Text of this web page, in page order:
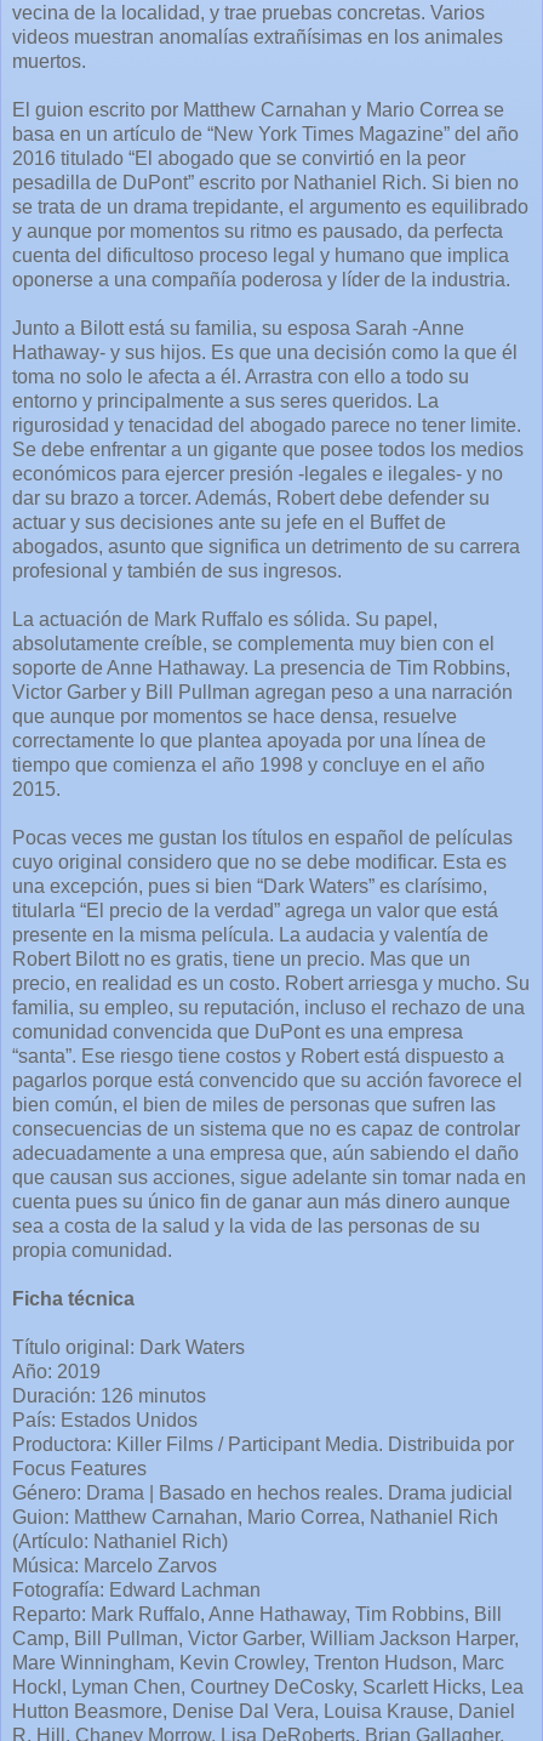
vecina de la localidad, y trae pruebas concretas. Varios
videos muestran anomalías extrañísimas en los animales
muertos.
El guion escrito por Matthew Carnahan y Mario Correa se
basa en un artículo de “New York Times Magazine” del año
2016 titulado “El abogado que se convirtió en la peor
pesadilla de DuPont” escrito por Nathaniel Rich. Si bien no
se trata de un drama trepidante, el argumento es equilibrado
y aunque por momentos su ritmo es pausado, da perfecta
cuenta del dificultoso proceso legal y humano que implica
oponerse a una compañía poderosa y líder de la industria.
Junto a Bilott está su familia, su esposa Sarah -Anne
Hathaway- y sus hijos. Es que una decisión como la que él
toma no solo le afecta a él. Arrastra con ello a todo su
entorno y principalmente a sus seres queridos. La
rigurosidad y tenacidad del abogado parece no tener limite.
Se debe enfrentar a un gigante que posee todos los medios
económicos para ejercer presión -legales e ilegales- y no
dar su brazo a torcer. Además, Robert debe defender su
actuar y sus decisiones ante su jefe en el Buffet de
abogados, asunto que significa un detrimento de su carrera
profesional y también de sus ingresos.
La actuación de Mark Ruffalo es sólida. Su papel,
absolutamente creíble, se complementa muy bien con el
soporte de Anne Hathaway. La presencia de Tim Robbins,
Victor Garber y Bill Pullman agregan peso a una narración
que aunque por momentos se hace densa, resuelve
correctamente lo que plantea apoyada por una línea de
tiempo que comienza el año 1998 y concluye en el año
2015.
Pocas veces me gustan los títulos en español de películas
cuyo original considero que no se debe modificar. Esta es
una excepción, pues si bien “Dark Waters” es clarísimo,
titularla “El precio de la verdad” agrega un valor que está
presente en la misma película. La audacia y valentía de
Robert Bilott no es gratis, tiene un precio. Mas que un
precio, en realidad es un costo. Robert arriesga y mucho. Su
familia, su empleo, su reputación, incluso el rechazo de una
comunidad convencida que DuPont es una empresa
“santa”. Ese riesgo tiene costos y Robert está dispuesto a
pagarlos porque está convencido que su acción favorece el
bien común, el bien de miles de personas que sufren las
consecuencias de un sistema que no es capaz de controlar
adecuadamente a una empresa que, aún sabiendo el daño
que causan sus acciones, sigue adelante sin tomar nada en
cuenta pues su único fin de ganar aun más dinero aunque
sea a costa de la salud y la vida de las personas de su
propia comunidad.
Ficha técnica
Título original: Dark Waters
Año: 2019
Duración: 126 minutos
País: Estados Unidos
Productora: Killer Films / Participant Media. Distribuida por
Focus Features
Género: Drama | Basado en hechos reales. Drama judicial
Guion: Matthew Carnahan, Mario Correa, Nathaniel Rich
(Artículo: Nathaniel Rich)
Música: Marcelo Zarvos
Fotografía: Edward Lachman
Reparto: Mark Ruffalo, Anne Hathaway, Tim Robbins, Bill
Camp, Bill Pullman, Victor Garber, William Jackson Harper,
Mare Winningham, Kevin Crowley, Trenton Hudson, Marc
Hockl, Lyman Chen, Courtney DeCosky, Scarlett Hicks, Lea
Hutton Beasmore, Denise Dal Vera, Louisa Krause, Daniel
R. Hill, Chaney Morrow, Lisa DeRoberts, Brian Gallagher,